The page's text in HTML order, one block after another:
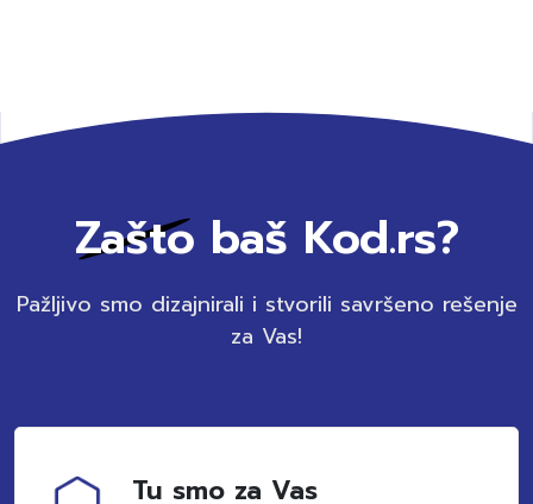
Zašto baš Kod.rs?
Pažljivo smo dizajnirali i stvorili savršeno rešenje
za Vas!
Tu smo za Vas